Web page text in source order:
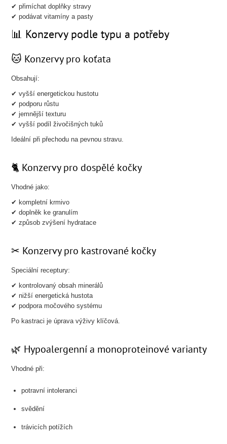
✔ přimíchat doplňky stravy
✔ podávat vitamíny a pasty
📊 Konzervy podle typu a potřeby
🐱 Konzervy pro koťata
Obsahují:
✔ vyšší energetickou hustotu
✔ podporu růstu
✔ jemnější texturu
✔ vyšší podíl živočišných tuků
Ideální při přechodu na pevnou stravu.
🐈 Konzervy pro dospělé kočky
Vhodné jako:
✔ kompletní krmivo
✔ doplněk ke granulím
✔ způsob zvýšení hydratace
✂ Konzervy pro kastrované kočky
Speciální receptury:
✔ kontrolovaný obsah minerálů
✔ nižší energetická hustota
✔ podpora močového systému
Po kastraci je úprava výživy klíčová.
🌿 Hypoalergenní a monoproteinové varianty
Vhodné při:
potravní intoleranci
svědění
trávicích potížích